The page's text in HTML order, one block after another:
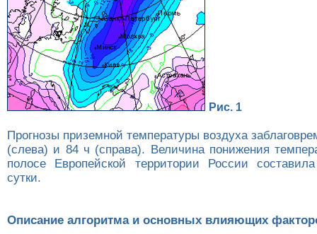
Рис. 1
Прогнозы приземной температуры воздуха
(слева) и 84 ч (справа). Величина понижения
полосе Европейской территории России
сутки.
Описание алгоритма и основных влияющих